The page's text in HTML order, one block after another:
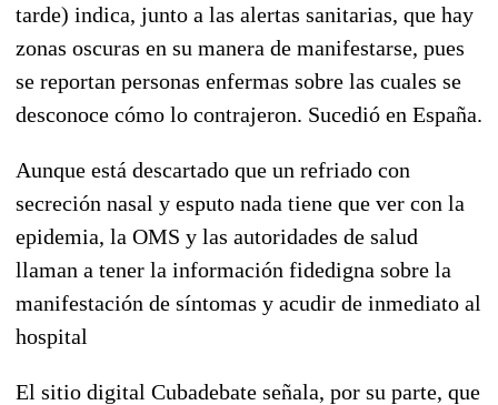
tarde) indica, junto a las alertas sanitarias, que hay
zonas oscuras en su manera de manifestarse, pues
se reportan personas enfermas sobre las cuales se
desconoce cómo lo contrajeron. Sucedió en España.
Aunque está descartado que un refriado con
secreción nasal y esputo nada tiene que ver con la
epidemia, la OMS y las autoridades de salud
llaman a tener la información fidedigna sobre la
manifestación de síntomas y acudir de inmediato al
hospital
El sitio digital Cubadebate señala, por su parte, que